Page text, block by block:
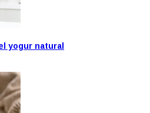
yogur natural